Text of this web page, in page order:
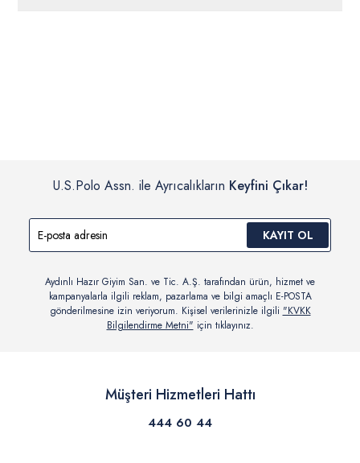
U.S.Polo Assn. ile Ayrıcalıkların Keyfini Çıkar!
KAYIT OL
Aydınlı Hazır Giyim San. ve Tic. A.Ş. tarafından ürün, hizmet ve
kampanyalarla ilgili reklam, pazarlama ve bilgi amaçlı E-POSTA
gönderilmesine izin veriyorum. Kişisel verilerinizle ilgili "KVKK
Bilgilendirme Metni" için tıklayınız.
Müşteri Hizmetleri Hattı
444 60 44